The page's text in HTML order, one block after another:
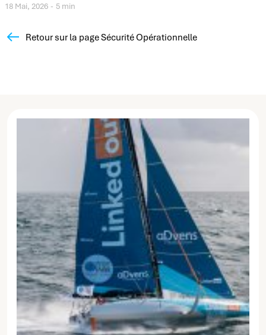
18 Mai, 2026 5 min
Retour sur la page Sécurité Opérationnelle